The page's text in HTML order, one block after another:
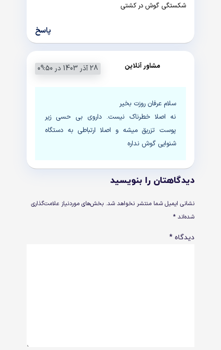
شکستگی گوش در کشتی
پاسخ
مشاور آنلاین 28 آذر 1403 در 09:50
سلام عرفان روزت بخیر
نه اصلا خطرناک نیست. داروی بی حسی زیر
پوست تزریق میشه و اصلا ارتباطی به دستگاه
شنوایی گوش نداره
دیدگاهتان را بنویسید
نشانی ایمیل شما منتشر نخواهد شد. بخش‌های موردنیاز علامت‌گذاری
شده‌اند *
دیدگاه *